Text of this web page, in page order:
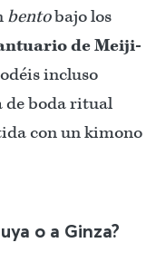
bentobajo los
de Meiji-
incluso
de boda ritual
con un kimono
o a Ginza?